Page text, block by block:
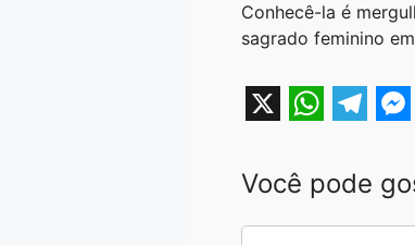
Conhecê-la é
sagrado feminino
h
a
e
l
e
s
Você pode